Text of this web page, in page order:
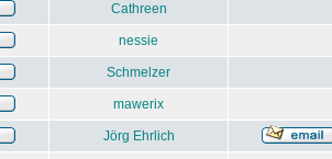
Cathreen
nessie
Schmelzer
mawerix
Jörg Ehrlich